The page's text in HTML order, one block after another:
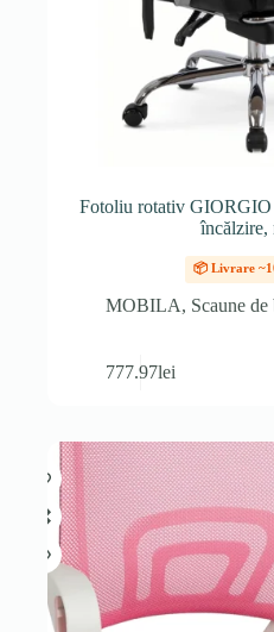
Fotoliu rotativ GIORGIO
încălzire,
📦 Livrare
MOBILA, Scaune de
777.97lei